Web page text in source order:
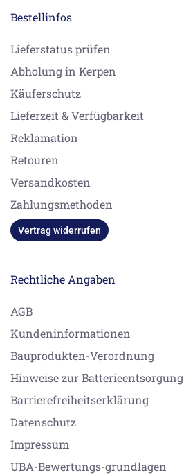
Bestellinfos
Lieferstatus prüfen
Abholung in Kerpen
Käuferschutz
Lieferzeit & Verfügbarkeit
Reklamation
Retouren
Versandkosten
Zahlungsmethoden
Vertrag widerrufen
Rechtliche Angaben
AGB
Kundeninformationen
Bauprodukten-Verordnung
Hinweise zur Batterieentsorgung
Barrierefreiheitserklärung
Datenschutz
Impressum
UBA-Bewertungs-grundlagen